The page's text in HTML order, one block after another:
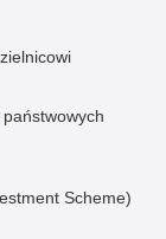
Scheme)